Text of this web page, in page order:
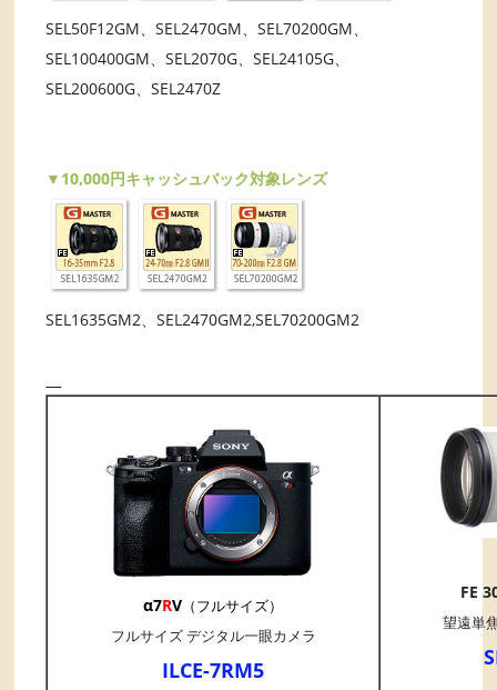
SEL50F12GM、SEL2470GM、SEL70200GM、
SEL100400GM、SEL2070G、SEL24105G、
SEL200600G、SEL2470Z
▼10,000円キャッシュバック対象レンズ
SEL1635GM2、SEL2470GM2,SEL70200GM2
α7RV （フルサイズ）
フルサイズ デジタル一眼カメラ
ILCE-7RM5
FE
望遠単